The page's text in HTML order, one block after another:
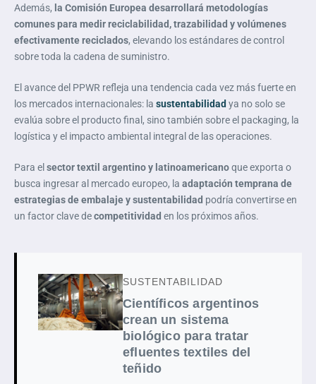
Además, la Comisión Europea desarrollará metodologías
comunes para medir reciclabilidad, trazabilidad y volúmenes
efectivamente reciclados, elevando los estándares de control
sobre toda la cadena de suministro.
El avance del PPWR refleja una tendencia cada vez más fuerte en
los mercados internacionales: la sustentabilidad ya no solo se
evalúa sobre el producto final, sino también sobre el packaging, la
logística y el impacto ambiental integral de las operaciones.
Para el sector textil argentino y latinoamericanoque exporta o
busca ingresar al mercado europeo, la adaptación temprana de
estrategias de embalaje y sustentabilidad podría convertirse en
un factor clave decompetitividad en los próximos años.
SUSTENTABILIDAD
Científicos argentinos
crean un sistema
biológico para tratar
efluentes textiles del
teñido